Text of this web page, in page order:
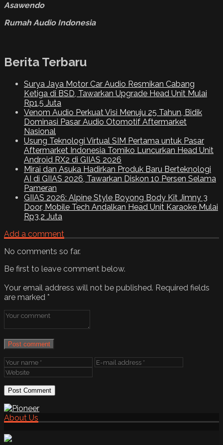
Asawendo
Rumah Audio Indonesia
Berita Terbaru
Surya Jaya Motor Car Audio Resmikan Cabang
Ketiga di BSD, Tawarkan Upgrade Head Unit Mulai
Rp1,5 Juta
Venom Audio Perkuat Visi Menuju 25 Tahun, Bidik
Dominasi Pasar Audio Otomotif Aftermarket
Nasional
Usung Teknologi Virtual SIM Pertama untuk Pasar
Aftermarket Indonesia Tomiko Luncurkan Head Unit
Android RX2 di GIIAS 2026
Mirai dan Asuka Hadirkan Produk Baru Berteknologi
AI di GIIAS 2026, Tawarkan Diskon 10 Persen Selama
Pameran
GIIAS 2026: Alpine Style Boyong Body Kit Jimny 3
Door, Mobile Tech Andalkan Head Unit Karaoke Mulai
Rp3,2 Juta
Add a comment
No comments so far.
Be first to leave comment below.
Your email address will not be published. Required fields
are marked *
Post comment
About Us